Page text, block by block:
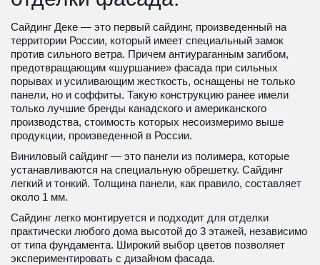
Сайдинг Деке — это первый сайдинг, произведенный на
территории России, который имеет специальный замок
против сильного ветра. Причем антиураганным загибом,
предотвращающим «шуршание» фасада при сильных
порывах и усиливающим жесткость, оснащены не только
панели, но и соффиты. Такую конструкцию ранее имели
только лучшие бренды канадского и американского
производства, стоимость которых несоизмеримо выше
продукции, произведенной в России.
Виниловый сайдинг — это панели из полимера, которые
устанавливаются на специальную обрешетку. Сайдинг
легкий и тонкий. Толщина панели, как правило, составляет
около 1 мм.
Сайдинг легко монтируется и подходит для отделки
практически любого дома высотой до 3 этажей, независимо
от типа фундамента. Широкий выбор цветов позволяет
экспериментировать с дизайном фасада.